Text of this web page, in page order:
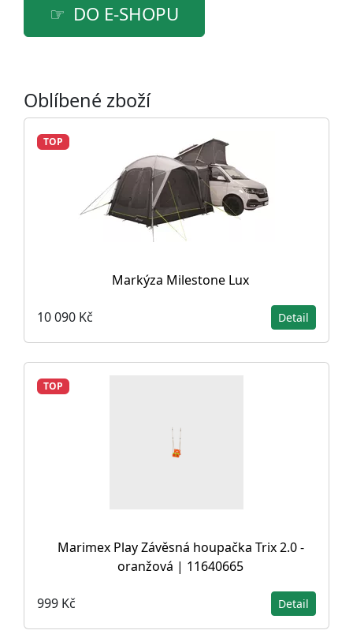
DO E-SHOPU
Oblíbené zboží
TOP
Markýza Milestone Lux
10 090 Kč Detail
TOP
Marimex Play Závěsná houpačka Trix 2.0 -
oranžová | 11640665
999 Kč Detail